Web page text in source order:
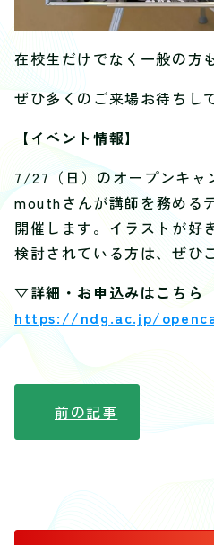
在校生だけでなく一般の方
ぜひ多くのご来場お待ちし
【イベント情報】
7/27（日）のオープンキャ
mouthさんが講師を務める
開催します。イラストが好
検討されている方は、ぜひ
▽詳細・お申込みはこちら
https://ndg.ac.jp/
前の記事